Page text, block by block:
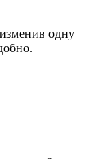
одну